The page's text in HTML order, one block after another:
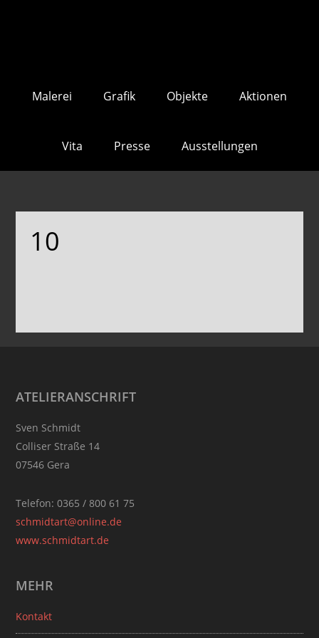
Malerei Grafik Objekte Aktionen
Vita Presse Ausstellungen
10
Footer
ATELIERANSCHRIFT
Sven Schmidt
Colliser Straße 14
07546 Gera
Telefon: 0365 / 800 61 75
schmidtart@online.de
www.schmidtart.de
MEHR
Kontakt